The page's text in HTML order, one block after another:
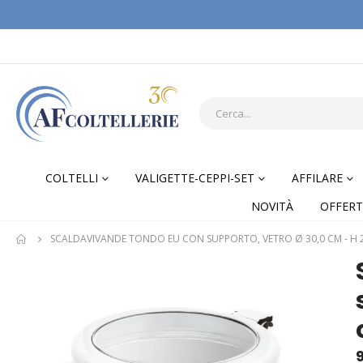
COLTELLI VALIGETTE-CEPPI-SET AFFILARE
NOVITÀ
SCALDAVIVANDE TONDO EU CON SUPPORTO, VETRO Ø 30,0 CM -
Skip
the